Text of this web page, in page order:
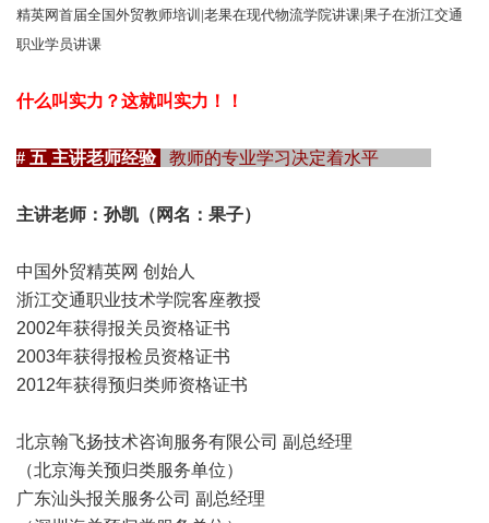
精英网首届全国外贸教师培训 |老果在现代物流学院讲课|果子在浙江交通
职业学员讲课
什么叫实力？这就叫实力！！
# 五 主讲老师经验 教师的专业学习决定着水平
主讲老师：孙凯（网名：果子）
中国外贸精英网 创始人
浙江交通职业技术学院客座教授
2002年获得报关员资格证书
2003年获得报检员资格证书
2012年获得预归类师资格证书
北京翰飞扬技术咨询服务有限公司 副总经理
（北京海关预归类服务单位）
广东汕头报关服务公司 副总经理